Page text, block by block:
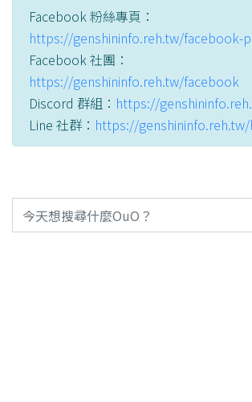
Facebook 粉絲專頁：
https://genshininfo.reh.tw/facebook-
Facebook 社團：
https://genshininfo.reh.tw/facebook
Discord 群組： https://
Line 社群： https://